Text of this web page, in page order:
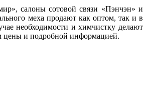
салоны сотовой связи «Пэнчэн» и
меха продают как оптом, так и в
необходимости и химчистку делают
цены и подробной информацией.